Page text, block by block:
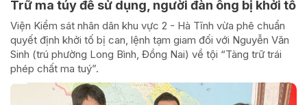
Trữ ma túy để sử dụng, người đàn ông bị khởi tố
Viện Kiểm sát nhân dân khu vực 2 - Hà Tĩnh vừa phê chuẩn
quyết định khởi tố bị can, lệnh tạm giam đối với Nguyễn Văn
Sinh (trú phường Long Bình, Đồng Nai) về tội “Tàng trữ trái
phép chất ma tuý”.